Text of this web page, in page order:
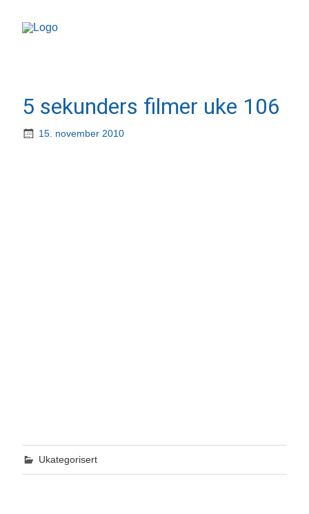
5 sekunders filmer uke 106
15. november 2010
Ukategorisert